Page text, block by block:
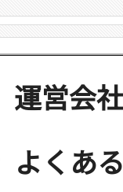
運営会社
よくあ